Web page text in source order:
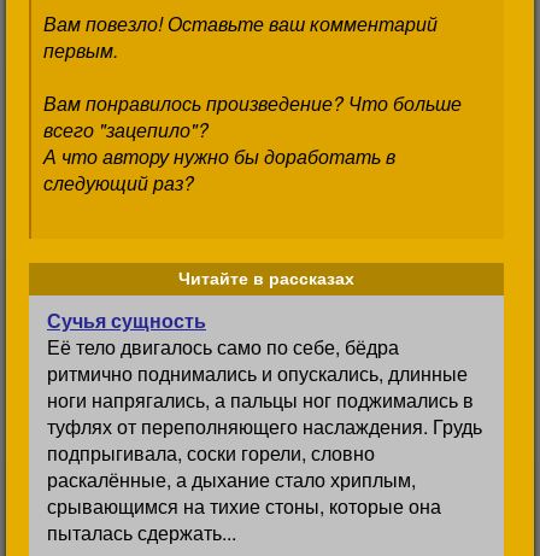
Вам повезло! Оставьте ваш комментарий
первым.
Вам понравилось произведение? Что больше
всего "зацепило"?
А что автору нужно бы доработать в
следующий раз?
Читайте в рассказах
Сучья сущность
Её тело двигалось само по себе, бёдра
ритмично поднимались и опускались, длинные
ноги напрягались, а пальцы ног поджимались в
туфлях от переполняющего наслаждения. Грудь
подпрыгивала, соски горели, словно
раскалённые, а дыхание стало хриплым,
срывающимся на тихие стоны, которые она
пыталась сдержать...